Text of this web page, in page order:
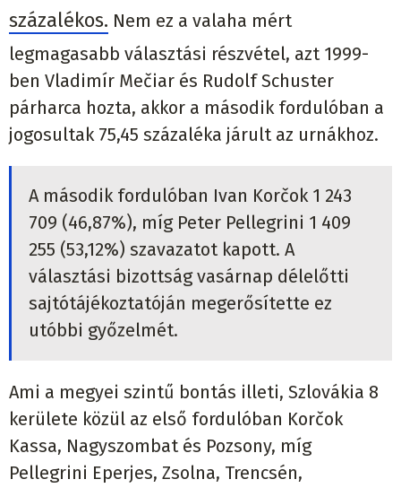
százalékos. Nem ez a valaha mért
legmagasabb választási részvétel, azt 1999-
ben Vladimír Mečiar és Rudolf Schuster
párharca hozta, akkor a második fordulóban a
jogosultak 75,45 százaléka járult az urnákhoz.
A második fordulóban Ivan Korčok 1 243
709 (46,87%), míg Peter Pellegrini 1 409
255 (53,12%) szavazatot kapott. A
választási bizottság vasárnap délelőtti
sajtótájékoztatóján megerősítette ez
utóbbi győzelmét.
Ami a megyei szintű bontás illeti, Szlovákia 8
kerülete közül az első fordulóban Korčok
Kassa, Nagyszombat és Pozsony, míg
Pellegrini Eperjes, Zsolna, Trencsén,